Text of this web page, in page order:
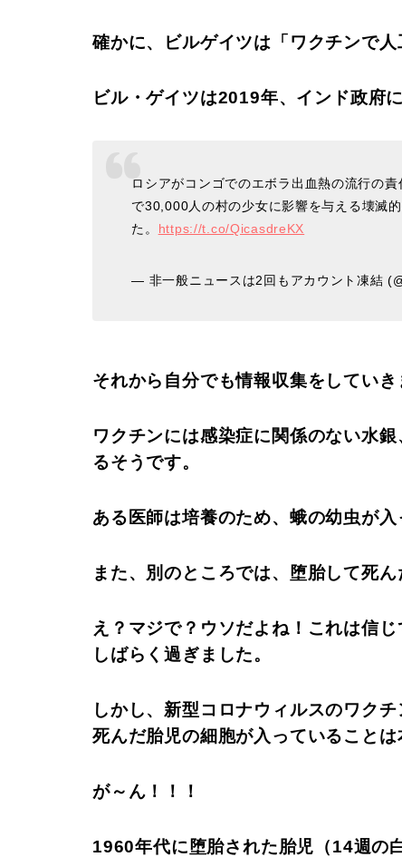
確かに、ビルゲイツは「ワクチンで
ビル・ゲイツは2019年、インド政府
ロシアがコンゴでのエボラ出血熱の流行の
で30,000人の村の少女に影響を与える壊滅
た。 https://t.co/QicasdreKX
— 非一般ニュースは2回もアカウント凍結
それから自分でも情報収集をしていき
ワクチンには感染症に関係のない水
るそうです。
ある医師は培養のため、蛾の幼虫が入
また、別のところでは、堕胎して死
え？マジで？ウソだよね！これは信
しばらく過ぎました。
しかし、新型コロナウィルスのワク
死んだ胎児の細胞が入っていることは
が～ん！！！
1960年代に堕胎された胎児（14週の